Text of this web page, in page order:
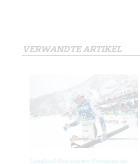
VERWANDTE ARTIKEL
Langlauf Kurznews: Poromaa im